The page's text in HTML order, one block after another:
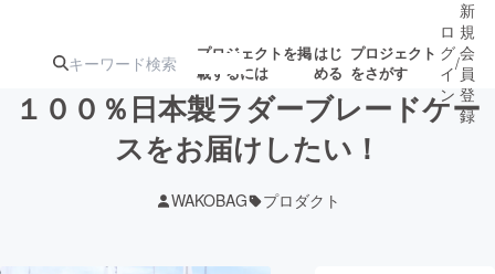
プロジェクトを掲
載するには
はじ
める
プロジェクト
をさがす
ジェクト
募集終了が近いプ
ロジェクト
ロ
グ
イ
ン
/
新
規
会
員
登
録
１００％日本製ラダーブレードケー
スをお届けしたい！
WAKOBAG プロダクト